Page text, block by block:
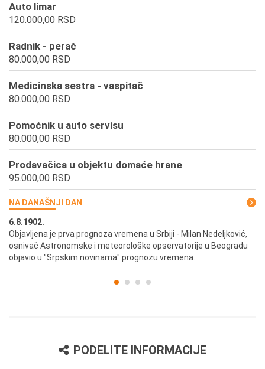
Auto limar
120.000,00 RSD
Radnik - perač
80.000,00 RSD
Medicinska sestra - vaspitač
80.000,00 RSD
Pomoćnik u auto servisu
80.000,00 RSD
Prodavačica u objektu domaće hrane
95.000,00 RSD
NA DANAŠNJI DAN
6.8.1902.
Objavljena je prva prognoza vremena u Srbiji - Milan Nedeljković,
osnivač Astronomske i meteorološke opservatorije u Beogradu
objavio u "Srpskim novinama" prognozu vremena.
PODELITE INFORMACIJE